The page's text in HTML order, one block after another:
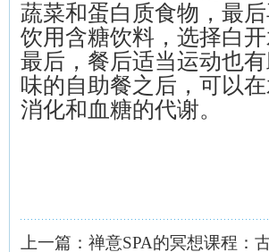
蔬菜和蛋白质食物，最
饮用含糖饮料，选择白
最后，餐后适当运动也
味的自助餐之后，可以
消化和血糖的代谢。
上一篇： 禅意SPA的冥想课程：